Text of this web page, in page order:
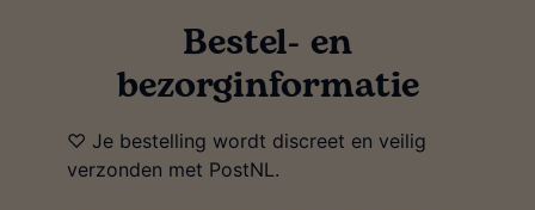
Bestel- en
bezorginformatie
♡ Je bestelling wordt discreet en veilig
verzonden met PostNL.